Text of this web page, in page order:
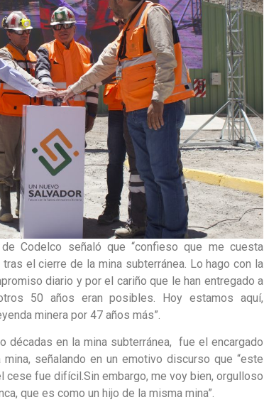
Codelco señaló que “confieso que me cuesta
el cierre de la mina subterránea. Lo hago con la
diario y por el cariño que le han entregado a
50 años eran posibles. Hoy estamos aquí,
minera por 47 años más”.
décadas en la mina subterránea, fue el encargado
señalando en un emotivo discurso que “este
cese fue difícil.Sin embargo, me voy bien, orgulloso
que es como un hijo de la misma mina”.